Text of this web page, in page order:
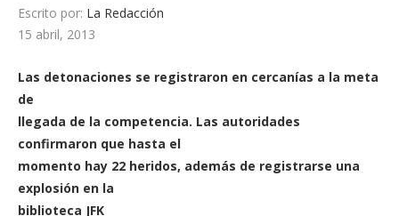
Escrito por: La Redacción
15 abril, 2013
Las detonaciones se registraron en cercanías a la meta
de
llegada de la competencia. Las autoridades
confirmaron que hasta el
momento hay 22 heridos, además de registrarse una
explosión en la
biblioteca JFK